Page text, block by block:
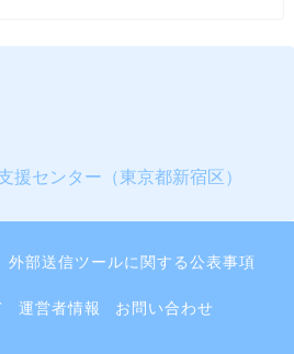
援センター（東京都新宿区）
外部送信ツールに関する公表事項
運営者情報 お問い合わせ